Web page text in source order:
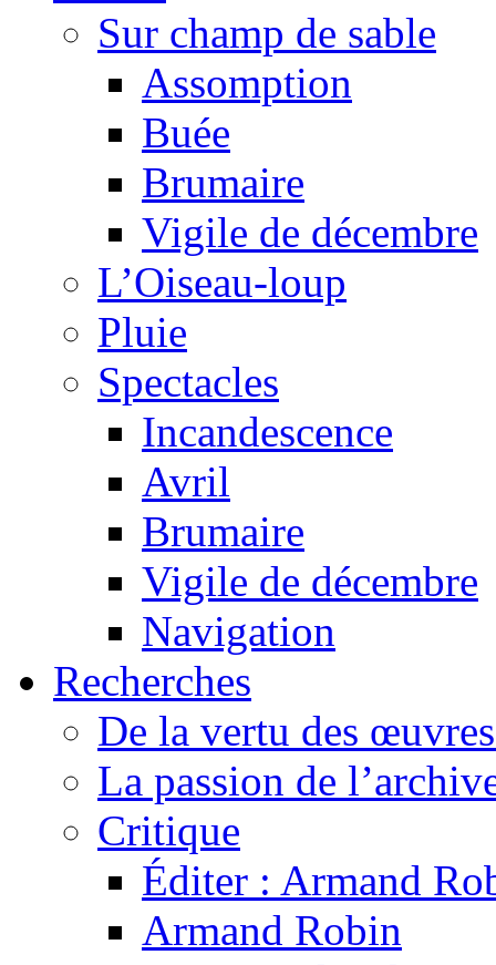
Sur champ de sable
Assomption
Buée
Brumaire
Vigile de décembre
L’Oiseau-loup
Pluie
Spectacles
Incandescence
Avril
Brumaire
Vigile de décembre
Navigation
Recherches
De la vertu des
La passion de
Critique
Éditer : Armand
Armand Robin